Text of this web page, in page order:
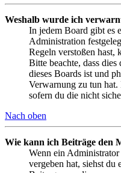
Weshalb wurde ich
In jedem Board gibt es
Administration
Regeln verstoßen hast,
Bitte beachte, dass
dieses Boards ist und
Verwarnung zu tun
sofern du die nicht
Nach oben
Wie kann ich Beiträge den
Wenn ein
vergeben hat, siehst du